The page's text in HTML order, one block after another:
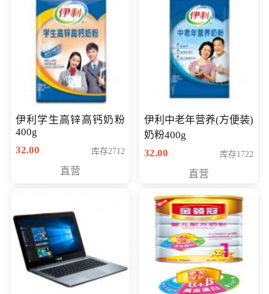
伊利学生高锌高钙奶粉
400g
32.00
库存2712
直营
伊利中老年营养(方便装)
奶粉400g
32.00
库存1722
直营